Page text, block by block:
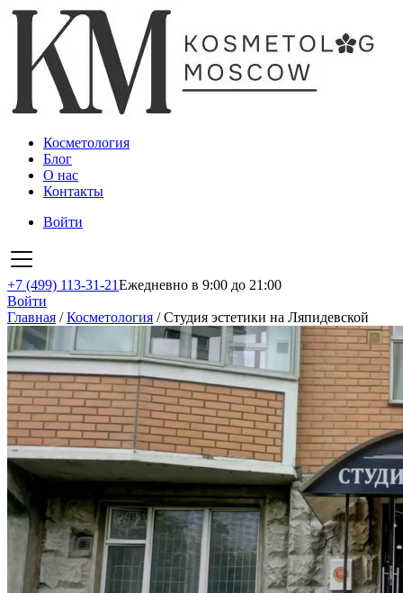
Косметология
Блог
О нас
Контакты
Войти
+7 (499) 113-31-21Ежедневно в 9:00 до 21:00
Войти
Главная /Косметология /Студия эстетики на Ляпидевской